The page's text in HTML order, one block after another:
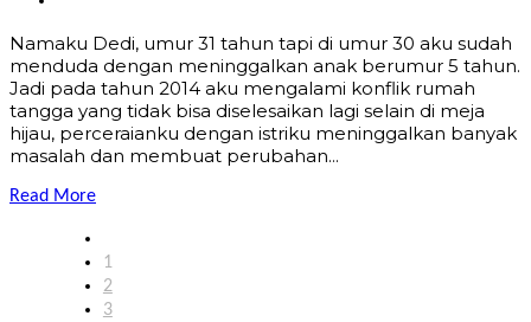
Namaku Dedi, umur 31 tahun tapi di umur 30 aku sudah
menduda dengan meninggalkan anak berumur 5 tahun.
Jadi pada tahun 2014 aku mengalami konflik rumah
tangga yang tidak bisa diselesaikan lagi selain di meja
hijau, perceraianku dengan istriku meninggalkan banyak
masalah dan membuat perubahan...
Read More
1
2
3